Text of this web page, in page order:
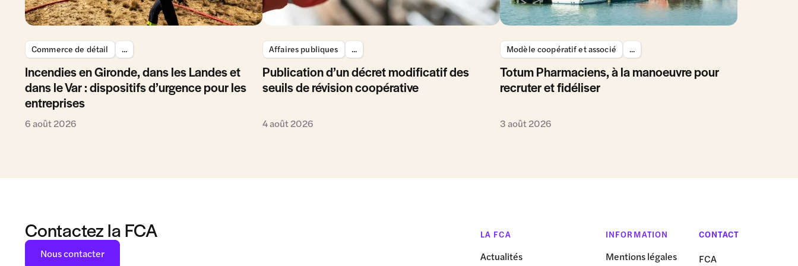
Commerce de détail ...
Incendies en Gironde, dans les Landes et
dans le Var : dispositifs d’urgence pour les
entreprises
6 août 2026
Affaires publiques ...
Publication d’un décret modificatif des
seuils de révision coopérative
4 août 2026
Modèle coopératif et associé ...
Totum Pharmaciens, à la manoeuvre pour
recruter et fidéliser
3 août 2026
Contactez la FCA
Nous contacter
LA FCA
Actualités
INFORMATION
Mentions légales
CONTACT
FCA